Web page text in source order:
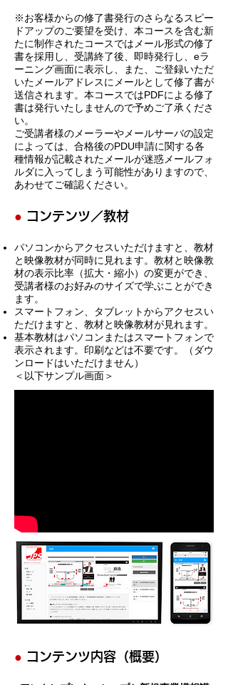
※お客様からの修了書発行のさらなるスピー
ドアップのご要望を受け、本コースを含む新
たに制作されたコースではメール形式の修了
書を採用し、受講終了後、即時発行し、eラ
ーニング画面に表示し、また、ご登録いただ
いたメールアドレスにメールとして修了書が
送信されます。本コースではPDFによる修了
書は発行いたしませんので予めご了承くださ
い。
ご受講者様のメーラーやメールサーバの設定
によっては、合格後のPDU申請に関する各
種情報が記載されたメールが迷惑メールフォ
ルダに入ってしまう可能性がありますので、
あわせてご確認ください。
● コンテンツ／教材
パソコンからアクセスいただけますと、教材
と映像教材が同時に見れます。教材と映像教
材の表示比率（拡大・縮小）の変更ができ、
受講者様のお好みのサイズで学ぶことができ
ます。
スマートフォン、タブレットからアクセスい
ただけますと、教材と映像教材が見れます。
基本教材はパソコンまたはスマートフォンで
表示されます。印刷などは不要です。（ダウ
ンロードはいただけません）
＜以下サンプル画面＞
● コンテンツ内容（概要）